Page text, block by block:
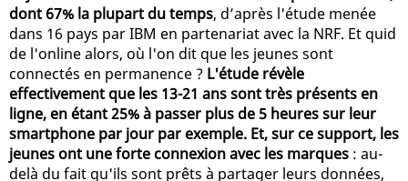
dont 67% la plupart du temps, d’après l'étude menée
dans 16 pays par IBM en partenariat avec la NRF. Et quid
de l'online alors, où l'on dit que les jeunes sont
connectés en permanence ? L'étude révèle
effectivement que les 13-21 ans sont très présents en
ligne, en étant 25% à passer plus de 5 heures sur leur
smartphone par jour par exemple. Et, sur ce support, les
jeunes ont une forte connexion avec les marques : au-
delà du fait qu'ils sont prêts à partager leurs données,